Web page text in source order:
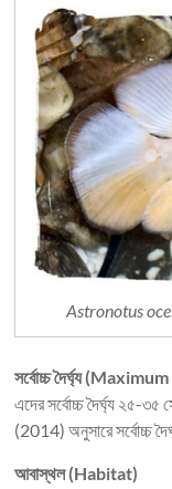
Astronotus
সর্বোচ্চ দৈর্ঘ্য
এদের সর্বোচ্চ দৈর্ঘ্য
(2014) অনুসারে সর্বোচ্চ
আবাস্থল (Habitat)